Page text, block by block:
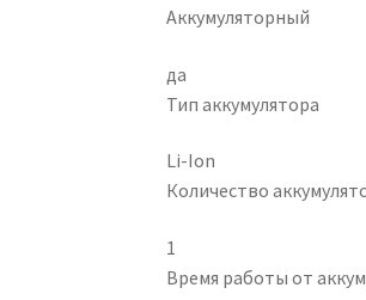
Аккумуляторный
да
Тип аккумулятора
Li-Ion
Количество
1
Время работы от